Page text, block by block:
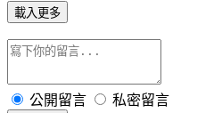
載入更多
公開留言 私密留言